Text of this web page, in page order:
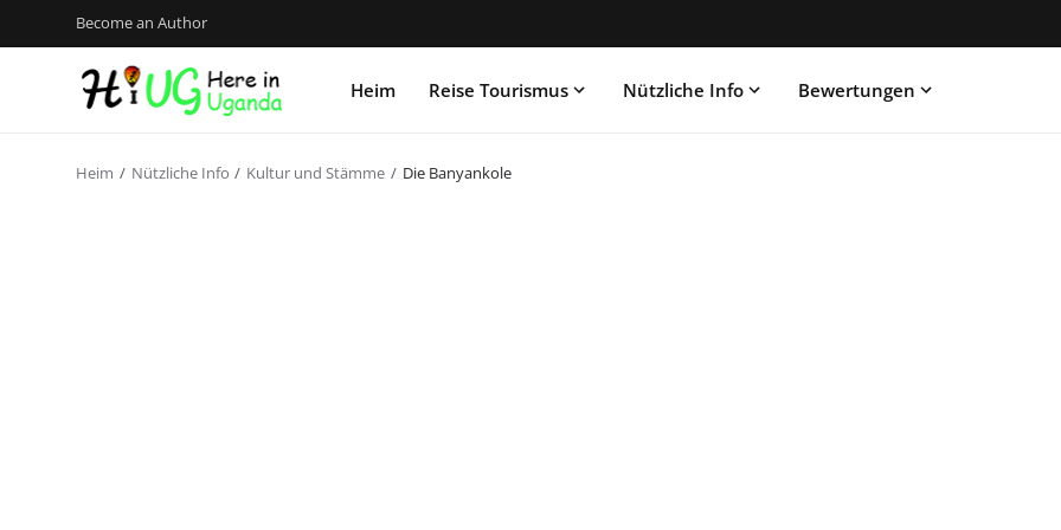
Become an Author
Heim Reise Tourismus Nützliche Info Bewertungen
Heim Nützliche Info Kultur und Stämme Die Banyankole